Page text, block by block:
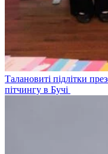
Талановиті підлітки
пітчингу в Бучі